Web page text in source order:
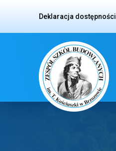
Deklaracja dostępności